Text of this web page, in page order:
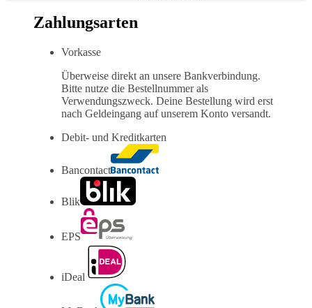
Zahlungsarten
Vorkasse
Überweise direkt an unsere Bankverbindung.
Bitte nutze die Bestellnummer als
Verwendungszweck. Deine Bestellung wird erst
nach Geldeingang auf unserem Konto versandt.
Debit- und Kreditkarten
Bancontact
Blik
EPS
iDeal